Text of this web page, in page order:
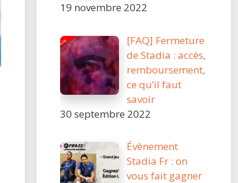
19 novembre 2022
[FAQ] Fermeture
de Stadia : accès,
remboursement,
ce qu’il faut
savoir
30 septembre 2022
Évènement
Stadia Fr : on
vous fait gagner